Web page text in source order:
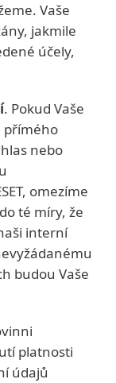
Vaše
jakmile
účely,
. Pokud Vaše
přímého
nebo
omezíme
té míry, že
interní
budou Vaše
platnosti
údajů